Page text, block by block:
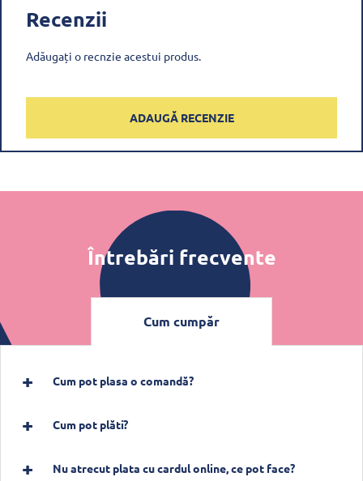
Recenzii
Adăugați o recnzie acestui produs.
ADAUGĂ RECENZIE
Întrebări frecvente
Cum cumpăr
Cum pot plasa o comandă?
Cum pot plăti?
Nu atrecut plata cu cardul online, ce pot face?